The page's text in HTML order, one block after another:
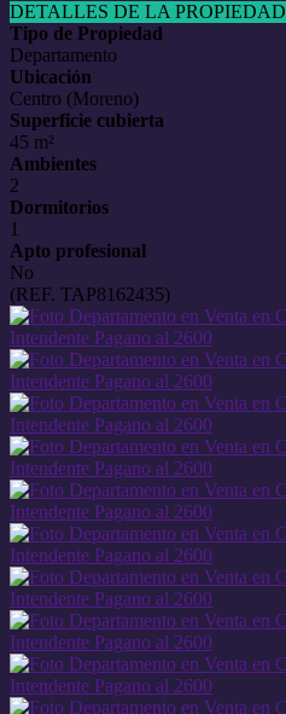
DETALLES DE LA PROPIEDAD
Tipo de Propiedad
Departamento
Ubicación
Centro (Moreno)
Superficie cubierta
45 m²
Ambientes
2
Dormitorios
1
Apto profesional
No
(REF. TAP8162435)